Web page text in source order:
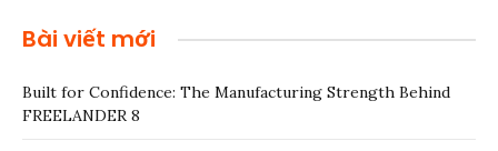
Bài viết mới
Built for Confidence: The Manufacturing Strength Behind
FREELANDER 8